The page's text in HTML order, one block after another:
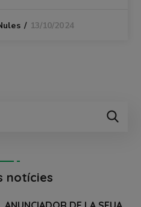
13/10/2024
notícies